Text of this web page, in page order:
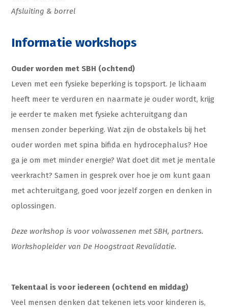
Afsluiting & borrel
Informatie workshops
Ouder worden met SBH (ochtend)
Leven met een fysieke beperking is topsport. Je lichaam
heeft meer te verduren en naarmate je ouder wordt, krijg
je eerder te maken met fysieke achteruitgang dan
mensen zonder beperking. Wat zijn de obstakels bij het
ouder worden met spina bifida en hydrocephalus? Hoe
ga je om met minder energie? Wat doet dit met je mentale
veerkracht? Samen in gesprek over hoe je om kunt gaan
met achteruitgang, goed voor jezelf zorgen en denken in
oplossingen.
Deze workshop is voor volwassenen met SBH, partners.
Workshopleider van De Hoogstraat Revalidatie.
Tekentaal is voor iedereen (ochtend en middag)
Veel mensen denken dat tekenen iets voor kinderen is,